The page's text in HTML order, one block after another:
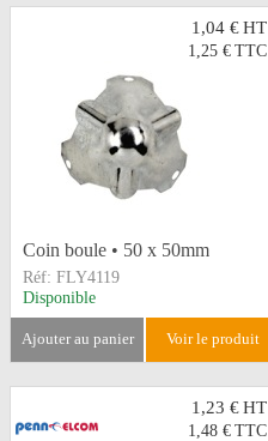
1,04 €HT
1,25 € TTC
Coin boule • 50 x 50mm
Réf: FLY4119
Disponible
ajouter au panier voir le produit
1,23 €HT
1,48 € TTC